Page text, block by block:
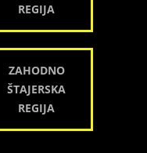
REGIJA
ZAHODNO
ŠTAJERSKA
REGIJA